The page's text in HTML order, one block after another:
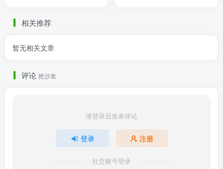
相关推荐
暂无相关文章
评论 抢沙发
请登录后发表评论
登录 注册
社交账号登录